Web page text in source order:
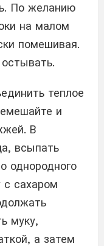
По желанию
на малом
помешивая.
теплое
и
В
всыпать
однородного
с сахаром
муку,
а затем